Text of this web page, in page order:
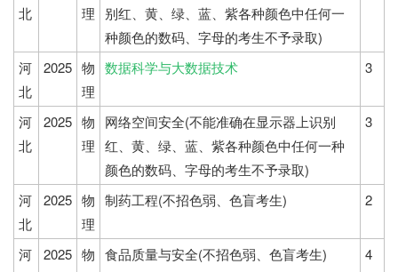
北
理
别红、黄、绿、蓝、紫各种颜色中任何一
种颜色的数码、字母的考生不予录取)
河
北
2025 物
理
数据科学与大数据技术 3
河
北
2025 物
理
网络空间安全(不能准确在显示器上识别
红、黄、绿、蓝、紫各种颜色中任何一种
颜色的数码、字母的考生不予录取)
3
河
北
2025 物
理
制药工程(不招色弱、色盲考生) 2
河
2025 物 食品质量与安全(不招色弱、色盲考生) 4